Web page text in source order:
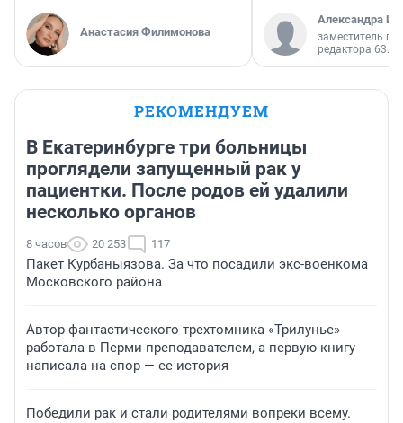
Анастасия Филимонова
Александра
заместитель
редактора 63.RU
РЕКОМЕНДУЕМ
В Екатеринбурге три больницы
проглядели запущенный рак у
пациентки. После родов ей удалили
несколько органов
8 часов 20 253 117
Пакет Курбаныязова. За что посадили экс-военкома
Московского района
Автор фантастического трехтомника «Трилунье»
работала в Перми преподавателем, а первую книгу
написала на спор — ее история
Победили рак и стали родителями вопреки всему.